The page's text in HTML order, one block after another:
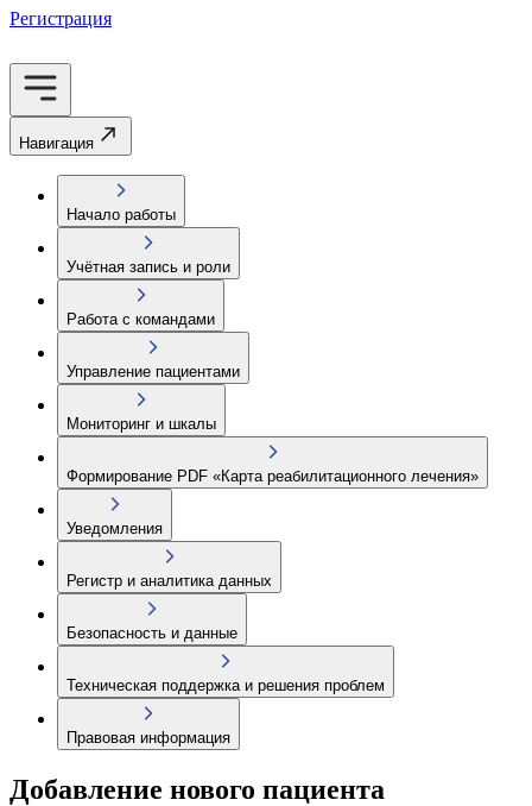
Регистрация
Навигация
Начало работы
Учётная запись и роли
Работа с командами
Управление пациентами
Мониторинг и шкалы
Формирование PDF «Карта реабилитационного лечения»
Уведомления
Регистр и аналитика данных
Безопасность и данные
Техническая поддержка и решения проблем
Правовая информация
Добавление нового пациента